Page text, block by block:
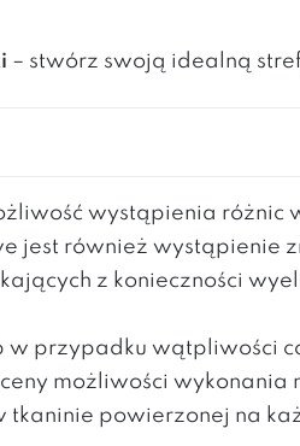
– stwórz swoją idealną
wystąpienia
jest również wystąpienie
z konieczności
przypadku wątpliwości
możliwości
powierzonej na